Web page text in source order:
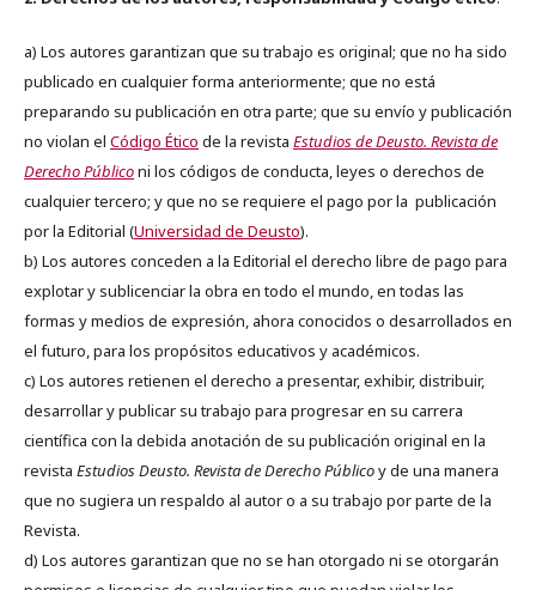
a) Los autores garantizan que su trabajo es original; que no ha sido
publicado en cualquier forma anteriormente; que no está
preparando su publicación en otra parte; que su envío y publicación
no violan el Código Ético de la revista Estudios de Deusto. Revista de
Derecho Públiconi los códigos de conducta, leyes o derechos de
cualquier tercero; y que no se requiere el pago por la publicación
por la Editorial (Universidad de Deusto).
b) Los autores conceden a la Editorial el derecho libre de pago para
explotar y sublicenciar la obra en todo el mundo, en todas las
formas y medios de expresión, ahora conocidos o desarrollados en
el futuro, para los propósitos educativos y académicos.
c) Los autores retienen el derecho a presentar, exhibir, distribuir,
desarrollar y publicar su trabajo para progresar en su carrera
científica con la debida anotación de su publicación original en la
revista Estudios Deusto. Revista de Derecho Públicoy de una manera
que no sugiera un respaldo al autor o a su trabajo por parte de la
Revista.
d) Los autores garantizan que no se han otorgado ni se otorgarán